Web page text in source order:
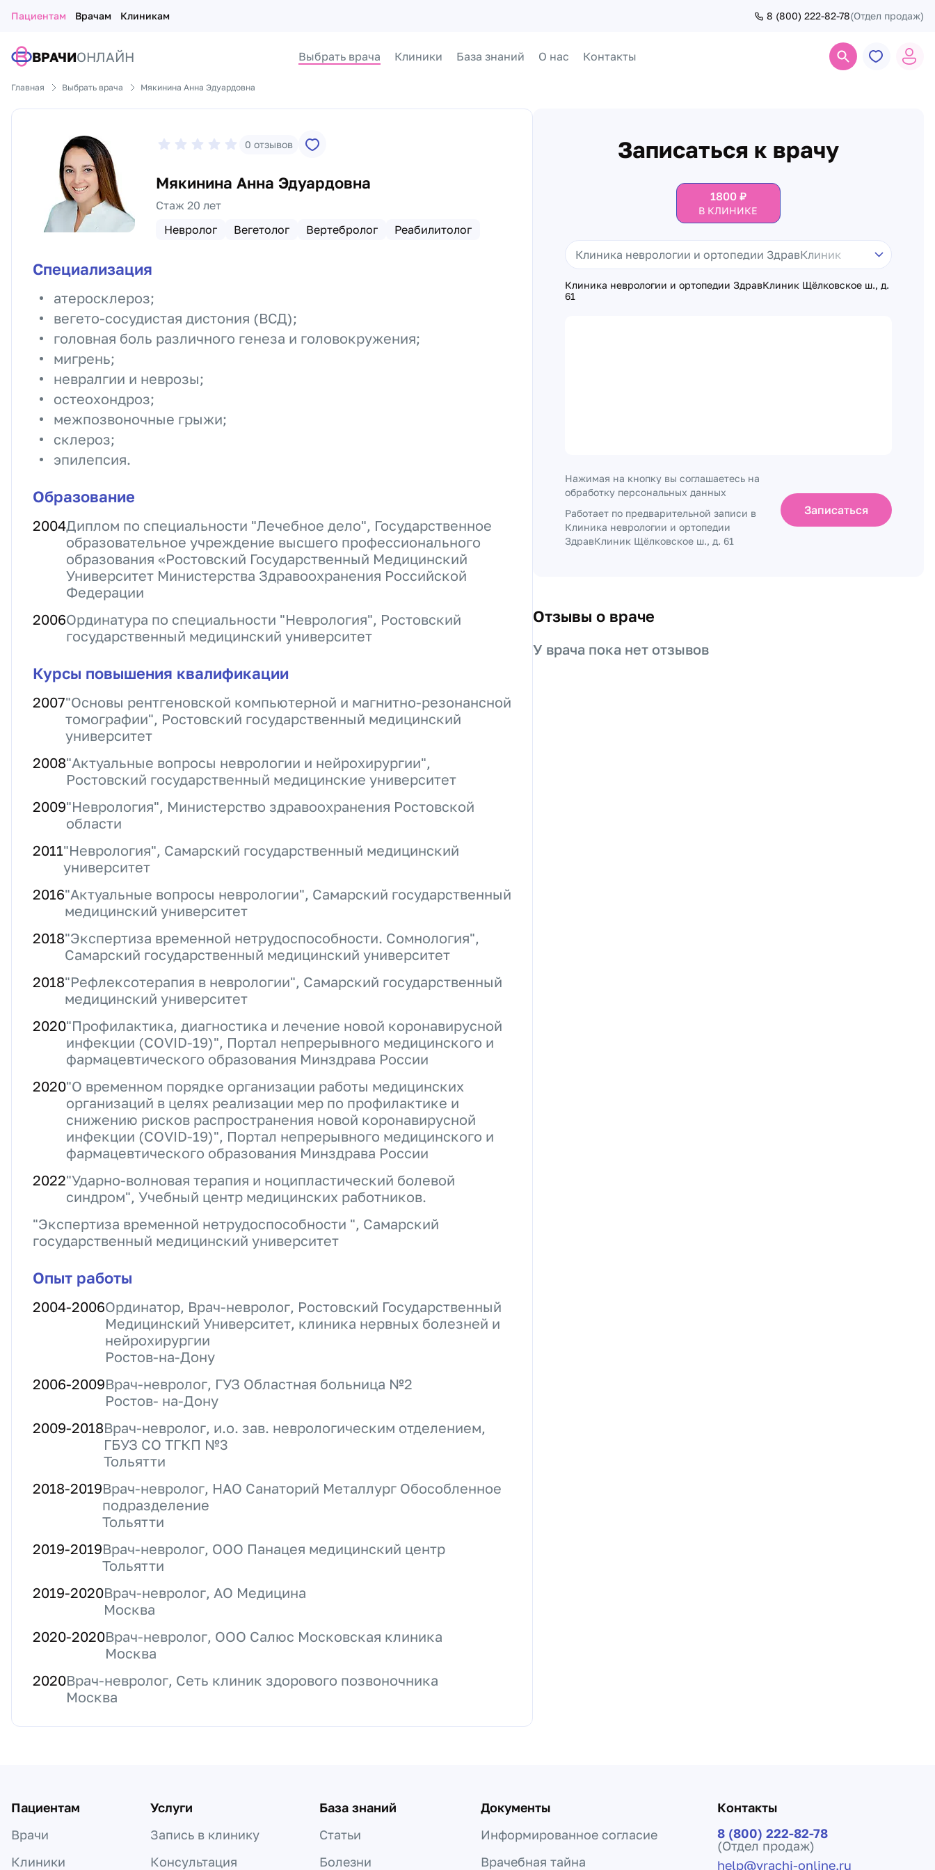
Пациентам Врачам Клиникам 8 (800) 222-82-78(Отдел продаж)
ВРАЧИОНЛАЙН Выбрать врача Клиники База знаний О нас Контакты
Главная Выбрать врача Мякинина Анна Эдуардовна
0 отзывов
Мякинина Анна Эдуардовна
Стаж 20 лет
Невролог
Вегетолог Вертебролог Реабилитолог
Специализация
атеросклероз;
вегето-сосудистая дистония (ВСД);
головная боль различного генеза и головокружения;
мигрень;
невралгии и неврозы;
остеохондроз;
межпозвоночные грыжи;
склероз;
эпилепсия.
Образование
2004Диплом по специальности "Лечебное дело", Государственное
образовательное учреждение высшего профессионального
образования «Ростовский Государственный Медицинский
Университет Министерства Здравоохранения Российской
Федерации
2006Ординатура по специальности "Неврология", Ростовский
государственный медицинский университет
Курсы повышения квалификации
2007"Основы рентгеновской компьютерной и магнитно-резонансной
томографии", Ростовский государственный медицинский
университет
2008"Актуальные вопросы неврологии и нейрохирургии",
Ростовский государственный медицинские университет
2009"Неврология", Министерство здравоохранения Ростовской
области
2011"Неврология", Самарский государственный медицинский
университет
2016"Актуальные вопросы неврологии", Самарский государственный
медицинский университет
2018"Экспертиза временной нетрудоспособности. Сомнология",
Самарский государственный медицинский университет
2018"Рефлексотерапия в неврологии", Самарский государственный
медицинский университет
2020"Профилактика, диагностика и лечение новой коронавирусной
инфекции (COVID-19)", Портал непрерывного медицинского и
фармацевтического образования Минздрава России
2020"О временном порядке организации работы медицинских
организаций в целях реализации мер по профилактике и
снижению рисков распространения новой коронавирусной
инфекции (COVID-19)", Портал непрерывного медицинского и
фармацевтического образования Минздрава России
2022"Ударно-волновая терапия и ноципластический болевой
синдром", Учебный центр медицинских работников.
"Экспертиза временной нетрудоспособности ", Самарский
государственный медицинский университет
Опыт работы
2004-2006Ординатор, Врач-невролог, Ростовский Государственный
Медицинский Университет, клиника нервных болезней и
нейрохирургии
Ростов-на-Дону
2006-2009Врач-невролог, ГУЗ Областная больница №2
Ростов- на-Дону
2009-2018Врач-невролог, и.о. зав. неврологическим отделением,
ГБУЗ СО ТГКП №3
Тольятти
2018-2019Врач-невролог, НАО Санаторий Металлург Обособленное
подразделение
Тольятти
2019-2019Врач-невролог, ООО Панацея медицинский центр
Тольятти
2019-2020Врач-невролог, АО Медицина
Москва
2020-2020Врач-невролог, ООО Салюс Московская клиника
Москва
2020Врач-невролог, Сеть клиник здорового позвоночника
Москва
Записаться к врачу
1800₽
В КЛИНИКЕ
Клиника неврологии и ортопедии ЗдравКлиник Щёлковское ш., д.
61
Нажимая на кнопку вы соглашаетесь на
обработку персональных данных
Работает по предварительной записи в
Клиника неврологии и ортопедии
ЗдравКлиник Щёлковское ш., д. 61
Записаться
Отзывы о враче
У врача пока нет отзывов
Пациентам
Врачи
Клиники
Услуги
Запись в клинику
Консультация
База знаний
Статьи
Болезни
Документы
Информированное согласие
Врачебная тайна
Контакты
8 (800) 222-82-78
(Отдел продаж)
help@vrachi-online.ru